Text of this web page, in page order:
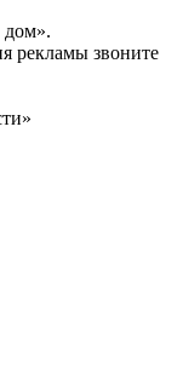
дом».
рекламы звоните